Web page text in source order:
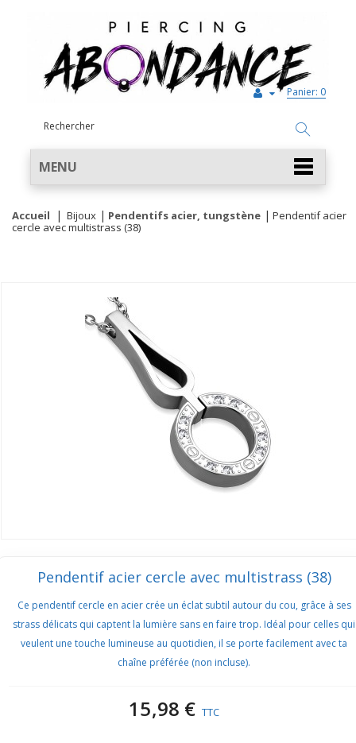
Panier: 0
MENU
Accueil Bijoux Pendentifs acier, tungstène
Pendentif acier
cercle avec multistrass (38)
Pendentif acier cercle avec multistrass (38)
Ce pendentif cercle en acier crée un éclat subtil autour du cou, grâce à ses
strass délicats qui captent la lumière sans en faire trop. Idéal pour celles qui
veulent une touche lumineuse au quotidien, il se porte facilement avec ta
chaîne préférée (non incluse).
15,98 € TTC